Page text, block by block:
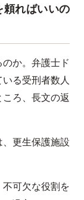
ればいいの
か。弁護士ド
る受刑者数人
ろ、長文の返
更生保護施設
不可欠な役割を